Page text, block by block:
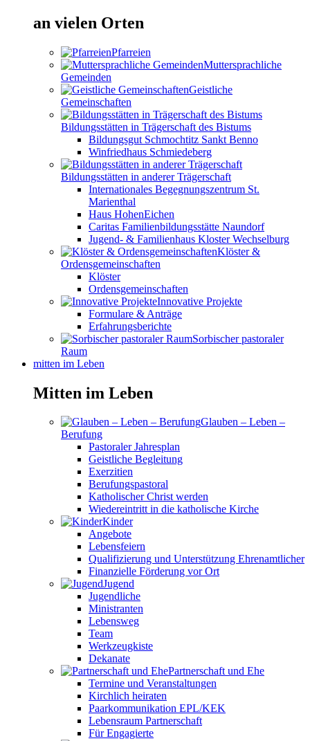
an vielen Orten
Pfarreien
Muttersprachliche
Gemeinden
Geistliche
Gemeinschaften
Bildungsstätten in Trägerschaft des Bistums
Bildungsgut Schmochtitz Sankt Benno
Winfriedhaus Schmiedeberg
Bildungsstätten in anderer Trägerschaft
Internationales Begegnungszentrum St.
Marienthal
Haus HohenEichen
Caritas Familienbildungsstätte Naundorf
Jugend- & Familienhaus Kloster Wechselburg
Klöster &
Ordensgemeinschaften
Klöster
Ordensgemeinschaften
Innovative Projekte
Formulare & Anträge
Erfahrungsberichte
Sorbischer pastoraler
Raum
mitten im Leben
Mitten im Leben
Glauben – Leben –
Berufung
Pastoraler Jahresplan
Geistliche Begleitung
Exerzitien
Berufungspastoral
Katholischer Christ werden
Wiedereintritt in die katholische Kirche
Kinder
Angebote
Lebensfeiern
Qualifizierung und Unterstützung Ehrenamtlicher
Finanzielle Förderung vor Ort
Jugend
Jugendliche
Ministranten
Lebensweg
Team
Werkzeugkiste
Dekanate
Partnerschaft und Ehe
Termine und Veranstaltungen
Kirchlich heiraten
Paarkommunikation EPL/KEK
Lebensraum Partnerschaft
Für Engagierte